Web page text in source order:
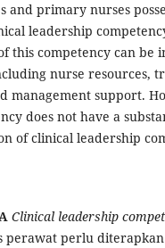
and primary nurses
leadership
this competency can be
nurse resources,
management support.
does not have a
of clinical leadership
Clinical leadership
perawat perlu